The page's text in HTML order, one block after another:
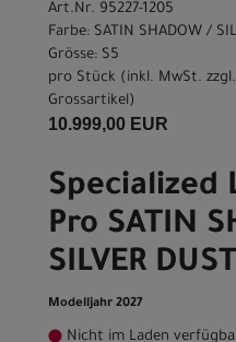
Art.Nr. 95227-1205
Farbe: SATIN SHADOW /
Grösse: S5
pro Stück (inkl. MwSt. zzgl.
Grossartikel)
10.999,00 EUR
Specialized
Pro SATIN
SILVER
Modelljahr 2027
Nicht im Laden